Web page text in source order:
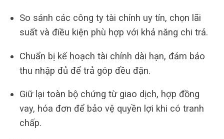
So sánh các công ty tài chính uy tín, chọn lãi
suất và điều kiện phù hợp với khả năng chi trả.
Chuẩn bị kế hoạch tài chính dài hạn, đảm bảo
thu nhập đủ để trả góp đều đặn.
Giữ lại toàn bộ chứng từ giao dịch, hợp đồng
vay, hóa đơn để bảo vệ quyền lợi khi có tranh
chấp.